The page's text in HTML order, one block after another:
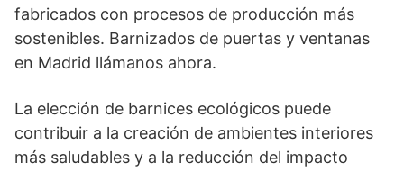
fabricados con procesos de producción más
sostenibles. Barnizados de puertas y ventanas
en Madrid llámanos ahora.
La elección de barnices ecológicos puede
contribuir a la creación de ambientes interiores
más saludables y a la reducción del impacto